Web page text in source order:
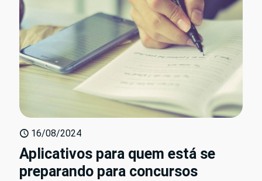
16/08/2024
Aplicativos para quem está se
preparando para concursos